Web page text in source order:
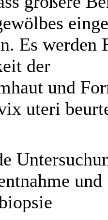
Es werden
der
und
uteri
und